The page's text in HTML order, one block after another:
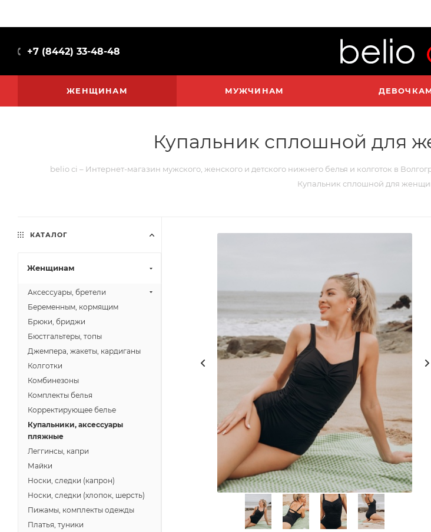
+7 (8442) 33-48-48
ЖЕНЩИНАМ МУЖЧИНАМ
Купальник сплошной для
belio ci – Интернет-магазин мужского, женского и детского нижнего белья и колготок в
Купальник сплошной для
КАТАЛОГ
Женщинам
Аксессуары, бретели
Беременным, кормящим
Брюки, бриджи
Бюстгальтеры, топы
Джемпера, жакеты, кардиганы
Колготки
Комбинезоны
Комплекты белья
Корректирующее белье
Купальники, аксессуары
пляжные
Леггинсы, капри
Майки
Носки, следки (капрон)
Носки, следки (хлопок, шерсть)
Пижамы, комплекты одежды
Платья, туники